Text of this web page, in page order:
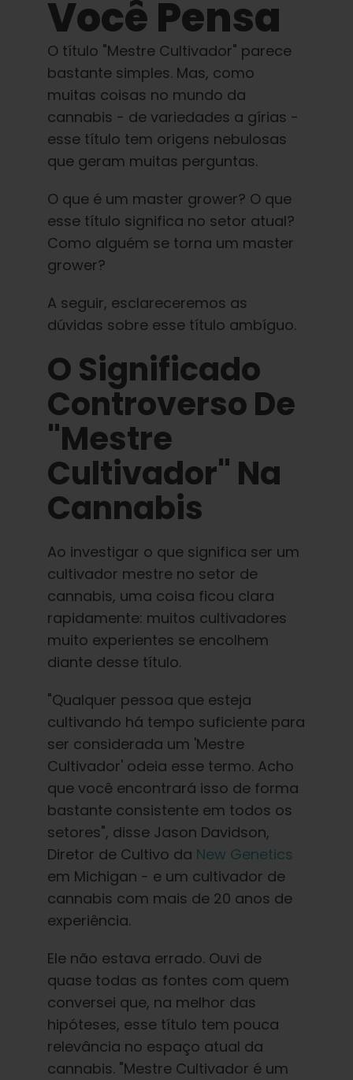
Imprensa
Sobre
Caça ao feno
Preservando a genética caribenha
Contato
Loja
Português Brasileiro
Procurar
por:
Você Pensa
O título "Mestre Cultivador" parece
bastante simples. Mas, como
muitas coisas no mundo da
cannabis - de variedades a gírias -
esse título tem origens nebulosas
que geram muitas perguntas.
O que é um master grower? O que
esse título significa no setor atual?
Como alguém se torna um master
grower?
A seguir, esclareceremos as
dúvidas sobre esse título ambíguo.
O Significado
Controverso De
"Mestre
Cultivador" Na
Cannabis
Ao investigar o que significa ser um
cultivador mestre no setor de
cannabis, uma coisa ficou clara
rapidamente: muitos cultivadores
muito experientes se encolhem
diante desse título.
"Qualquer pessoa que esteja
cultivando há tempo suficiente para
ser considerada um 'Mestre
Cultivador' odeia esse termo. Acho
que você encontrará isso de forma
bastante consistente em todos os
setores", disse Jason Davidson,
Diretor de Cultivo da New Genetics
em Michigan - e um cultivador de
cannabis com mais de 20 anos de
experiência.
Ele não estava errado. Ouvi de
quase todas as fontes com quem
conversei que, na melhor das
hipóteses, esse título tem pouca
relevância no espaço atual da
cannabis. "Mestre Cultivador é um